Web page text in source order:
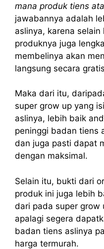
mana produk tiens
jawabannya adalah
aslinya, karena selain
produknya juga
membelinya akan
langsung secara
Maka dari itu,
super grow up yang
aslinya, lebih baik
peninggi badan tiens
dan juga pasti dapat
dengan maksimal.
Selain itu, bukti dari
produk ini juga lebih
dari pada super grow
apalagi segera
badan tiens aslinya
harga termurah.